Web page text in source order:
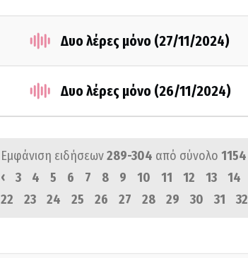
Δυο λέρες μόνο (27/11/2024)
Δυο λέρες μόνο (26/11/2024)
Εμφάνιση ειδήσεων289-304 από σύνολο 1154
‹
3 4 5 6 7 8 9 10 11 12 13 14
22
23 24 25 26 27 28 29 30 31 32